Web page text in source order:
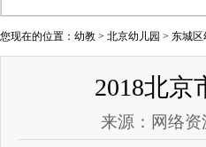
您现在的位置： 幼教 > 北京幼儿园 > 东城区
2018北京
来源：网络资